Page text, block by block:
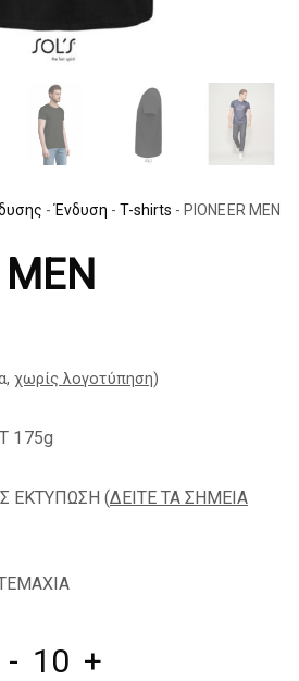
- Ένδυση - T-shirts - PIONEER MEN
χωρίς λογοτύπηση)
175g
ΕΚΤΥΠΩΣΗ (ΔΕΙΤΕ ΤΑ ΣΗΜΕΙΑ
- +